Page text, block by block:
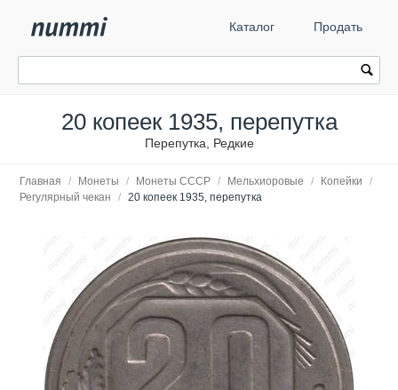
Каталог Продать
20 копеек 1935, перепутка
Перепутка, Редкие
Главная / Монеты / Монеты СССР / Мельхиоровые / Копейки
/
Регулярный чекан
/ 20 копеек 1935, перепутка